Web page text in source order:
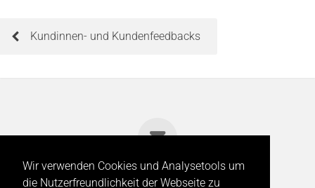
Wir verwenden Cookies und Analysetools um
die Nutzerfreundlichkeit der Webseite zu
Kundinnen- und Kundenfeedbacks
© 2024 | Spitex - Hilfe und Pflege Zuhause